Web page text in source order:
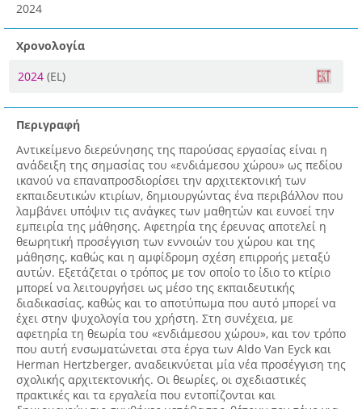
2024
Χρονολογία
2024 (EL)
Περιγραφή
Αντικείμενο διερεύνησης της παρούσας εργασίας είναι η
ανάδειξη της σημασίας του «ενδιάμεσου χώρου» ως πεδίου
ικανού να επαναπροσδιορίσει την αρχιτεκτονική των
εκπαιδευτικών κτιρίων, δημιουργώντας ένα περιβάλλον που
λαμβάνει υπόψιν τις ανάγκες των μαθητών και ευνοεί την
εμπειρία της μάθησης. Αφετηρία της έρευνας αποτελεί η
θεωρητική προσέγγιση των εννοιών του χώρου και της
μάθησης, καθώς και η αμφίδρομη σχέση επιρροής μεταξύ
αυτών. Εξετάζεται ο τρόπος με τον οποίο το ίδιο το κτίριο
μπορεί να λειτουργήσει ως μέσο της εκπαιδευτικής
διαδικασίας, καθώς και το αποτύπωμα που αυτό μπορεί να
έχει στην ψυχολογία του χρήστη. Στη συνέχεια, με
αφετηρία τη θεωρία του «ενδιάμεσου χώρου», και τον τρόπο
που αυτή ενσωματώνεται στα έργα των Aldo Van Eyck και
Herman Hertzberger, αναδεικνύεται μία νέα προσέγγιση της
σχολικής αρχιτεκτονικής. Οι θεωρίες, οι σχεδιαστικές
πρακτικές και τα εργαλεία που εντοπίζονται και